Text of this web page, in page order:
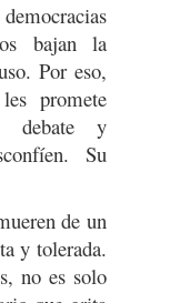
bajan la
Por eso,
promete
debate y
Su
de un
y tolerada.
no es solo